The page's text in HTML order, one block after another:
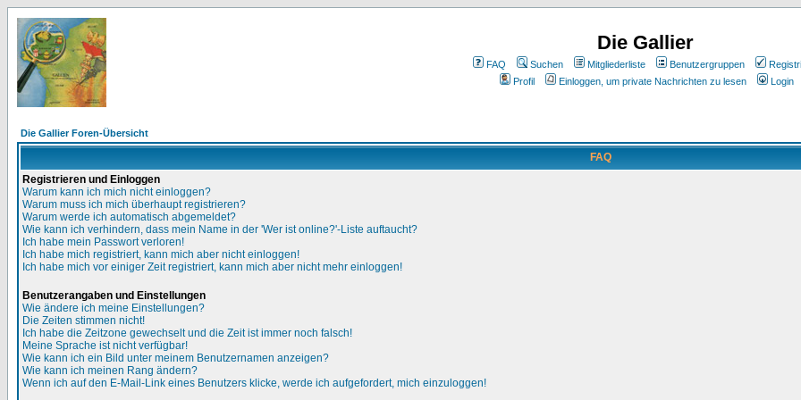
Die Gallier
FAQ Suchen Mitgliederliste Benutzergruppen
Profil
Einloggen, um private Nachrichten zu lesen Login
Die Gallier Foren-Übersicht
FAQ
Registrieren und Einloggen
Warum kann ich mich nicht einloggen?
Warum muss ich mich überhaupt registrieren?
Warum werde ich automatisch abgemeldet?
Wie kann ich verhindern, dass mein Name in der 'Wer ist online?'-Liste auftaucht?
Ich habe mein Passwort verloren!
Ich habe mich registriert, kann mich aber nicht einloggen!
Ich habe mich vor einiger Zeit registriert, kann mich aber nicht mehr einloggen!
Benutzerangaben und Einstellungen
Wie ändere ich meine Einstellungen?
Die Zeiten stimmen nicht!
Ich habe die Zeitzone gewechselt und die Zeit ist immer noch falsch!
Meine Sprache ist nicht verfügbar!
Wie kann ich ein Bild unter meinem Benutzernamen anzeigen?
Wie kann ich meinen Rang ändern?
Wenn ich auf den E-Mail-Link eines Benutzers klicke, werde ich aufgefordert, mich einzuloggen!